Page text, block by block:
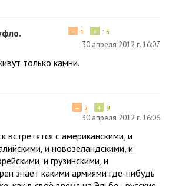
+ 15
− 1
30 апреля 2012 г. 16:07
только камни.
+ 9
− 2
30 апреля 2012 г. 16:06
встретятся с американскими, и
и новозеландскими, и
и грузинскими, и
знает какими армиями где-нибудь